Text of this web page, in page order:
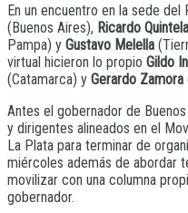
En un encuentro en la sede
(Buenos Aires), Ricardo Quintela
Pampa) y Gustavo Melella
virtual hicieron lo propio Gildo
(Catamarca) y Gerardo Zamora
Antes el gobernador de
y dirigentes alineados en el
La Plata para terminar de
miércoles además de abordar
movilizar con una columna
gobernador.